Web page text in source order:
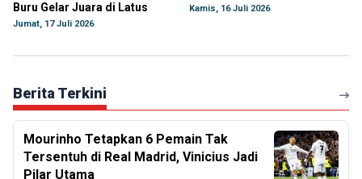
Buru Gelar Juara di Latus
Jumat, 17 Juli 2026
Kamis, 16 Juli 2026
Berita Terkini
Mourinho Tetapkan 6 Pemain Tak
Tersentuh di Real Madrid, Vinicius Jadi
Pilar Utama